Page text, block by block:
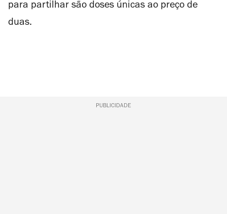
para partilhar são doses únicas ao preço de
duas.
PUBLICIDADE